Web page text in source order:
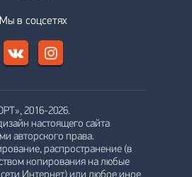
Мы в соцсетях
2016-2026.
настоящего сайта
авторского права.
распространение (в
копирования на любые
Интернет) или любое иное